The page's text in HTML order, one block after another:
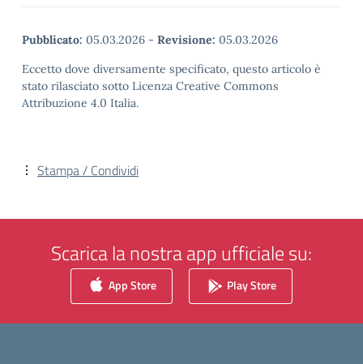
Pubblicato: 05.03.2026 - Revisione: 05.03.2026
Eccetto dove diversamente specificato, questo articolo è
stato rilasciato sotto Licenza Creative Commons
Attribuzione 4.0 Italia.
Stampa / Condividi
Scarica la nostra app ufficiale su:
App Store Play Store